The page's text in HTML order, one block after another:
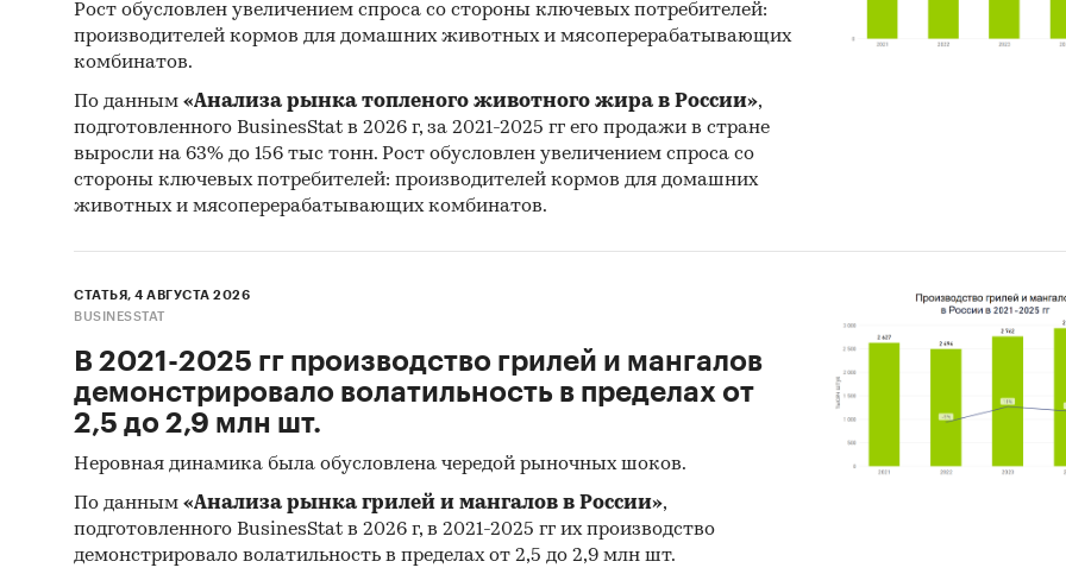
Рост обусловлен увеличением спроса со стороны ключевых потребителей:
производителей кормов для домашних животных и мясоперерабатывающих
комбинатов.
По данным «Анализа рынка топленого животного жира в России»,
подготовленного BusinesStat в 2026 г, за 2021-2025 гг его продажи в стране
выросли на 63% до 156 тыс тонн. Рост обусловлен увеличением спроса со
стороны ключевых потребителей: производителей кормов для домашних
животных и мясоперерабатывающих комбинатов.
СТАТЬЯ, 4 АВГУСТА 2026
BUSINESSTAT
В 2021-2025 гг производство грилей и мангалов
демонстрировало волатильность в пределах от
2,5 до 2,9 млн шт.
Неровная динамика была обусловлена чередой рыночных шоков.
По данным «Анализа рынка грилей и мангалов в России»,
подготовленного BusinesStat в 2026 г, в 2021-2025 гг их производство
демонстрировало волатильность в пределах от 2,5 до 2,9 млн шт.